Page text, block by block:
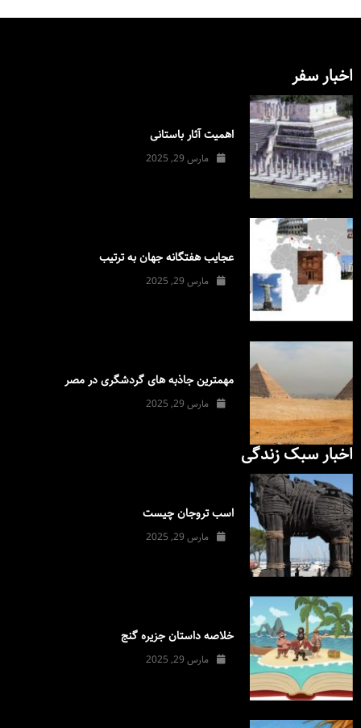
اخبار سفر
اهمیت آثار باستانی
مارس 29, 2025
عجایب هفتگانه جهان به ترتیب
مارس 29, 2025
مهمترین جاذبه های گردشگری در مصر
مارس 29, 2025
اخبار سبک زندگی
اسب تروجان چیست
مارس 29, 2025
خلاصه داستان جزیره گنج
مارس 29, 2025